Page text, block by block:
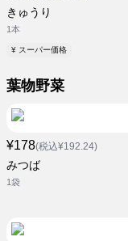
きゅうり
1本
¥ スーパー価格
葉物野菜
¥178(税込¥192.24)
みつば
1袋